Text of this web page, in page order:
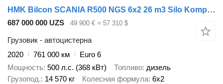
HMK Bilcon SCANIA R500 NGS 6x2 26 m3 Silo Kompressor - Retarder
687 000 000 UZS 49 900 € ≈ 57 310 $
Грузовик - автоцистерна
2020
761 000 км
Euro 6
Мощность 500 л.с. (368 кВт) Топливо дизель
Грузопод. 14 570 кг Колесная формула 6x2